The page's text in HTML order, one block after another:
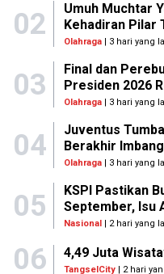
02
Umuh Muchtar
Kehadiran Pilar
Olahraga| 3 hari yang
03
Final dan
Presiden 2026
Olahraga| 3 hari yang
04
Juventus
Berakhir
Olahraga| 3 hari yang
05
KSPI Pastikan
September, Isu
Nasional| 2 hari yang
06 4,49 Juta
TangselCity | 2 hari